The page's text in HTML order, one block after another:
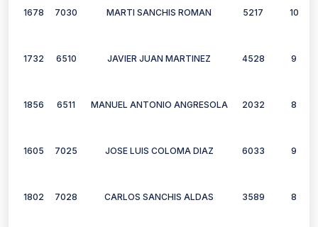
1678 7030 MARTI SANCHIS ROMAN 5217 10
1732 6510 JAVIER JUAN MARTINEZ 4528 9
1856 6511 MANUEL ANTONIO ANGRESOLA 2032 8
1605 7025 JOSE LUIS COLOMA DIAZ 6033 9
1802 7028 CARLOS SANCHIS ALDAS 3589 8